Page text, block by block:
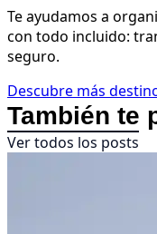
Te ayudamos a
con todo incluido:
seguro.
Descubre más
También te
Ver todos los posts